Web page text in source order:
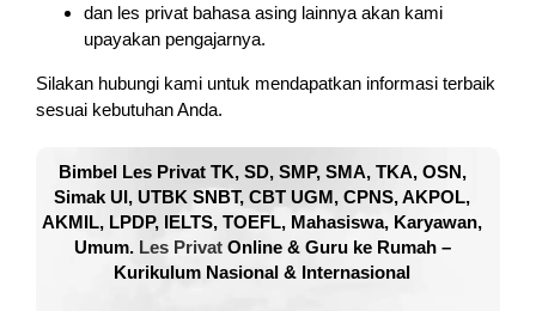
dan les privat bahasa asing lainnya akan kami
upayakan pengajarnya.
Silakan hubungi kami untuk mendapatkan informasi terbaik
sesuai kebutuhan Anda.
Bimbel Les Privat TK, SD, SMP, SMA, TKA, OSN,
Simak UI, UTBK SNBT, CBT UGM, CPNS, AKPOL,
AKMIL, LPDP, IELTS, TOEFL, Mahasiswa, Karyawan,
Umum. Les PrivatOnline & Guru ke Rumah –
Kurikulum Nasional & Internasional